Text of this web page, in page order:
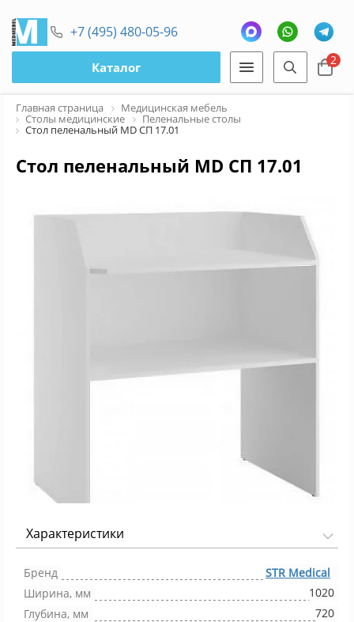
+7 (495) 480-05-96
Каталог 2
Главная страница Медицинская мебель
Столы медицинские Пеленальные столы
Стол пеленальный MD СП 17.01
Стол пеленальный MD СП 17.01
Характеристики
Бренд
STR Medical
Ширина, мм
1020
Глубина, мм
720